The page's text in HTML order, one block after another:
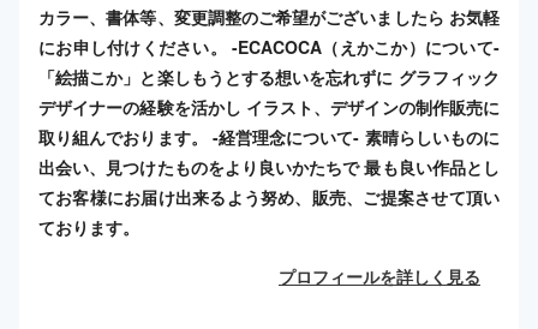
カラー、書体等、変更調整のご希望がございましたら お気軽
にお申し付けください。 -ECACOCA（えかこか）について-
「絵描こか」と楽しもうとする想いを忘れずに グラフィック
デザイナーの経験を活かし イラスト、デザインの制作販売に
取り組んでおります。 -経営理念について- 素晴らしいものに
出会い、見つけたものをより良いかたちで 最も良い作品とし
てお客様にお届け出来るよう努め、販売、ご提案させて頂い
ております。
プロフィールを詳しく見る